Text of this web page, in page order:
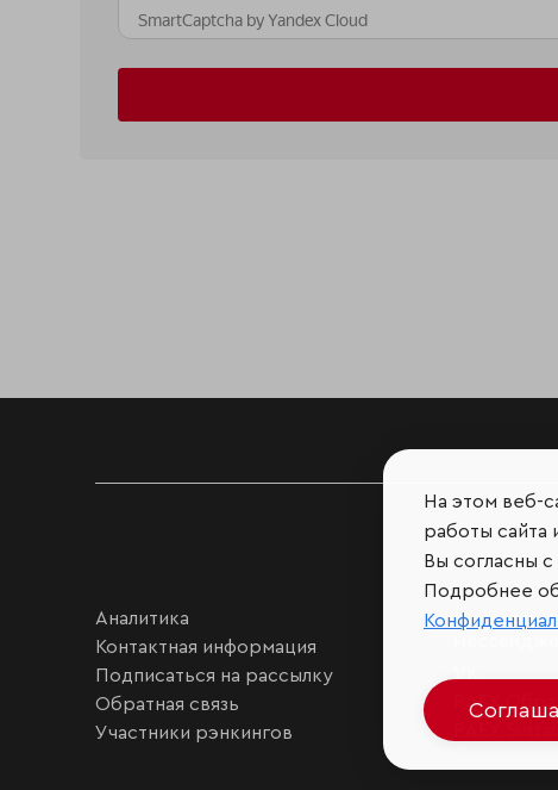
Аналитика
Контактная информация
Подписаться на рассылку
Обратная связь
Участники рэнкингов
Мы в
RAEX
RAEX
На этом веб-
работы сайта
Вы согласны
Подробнее